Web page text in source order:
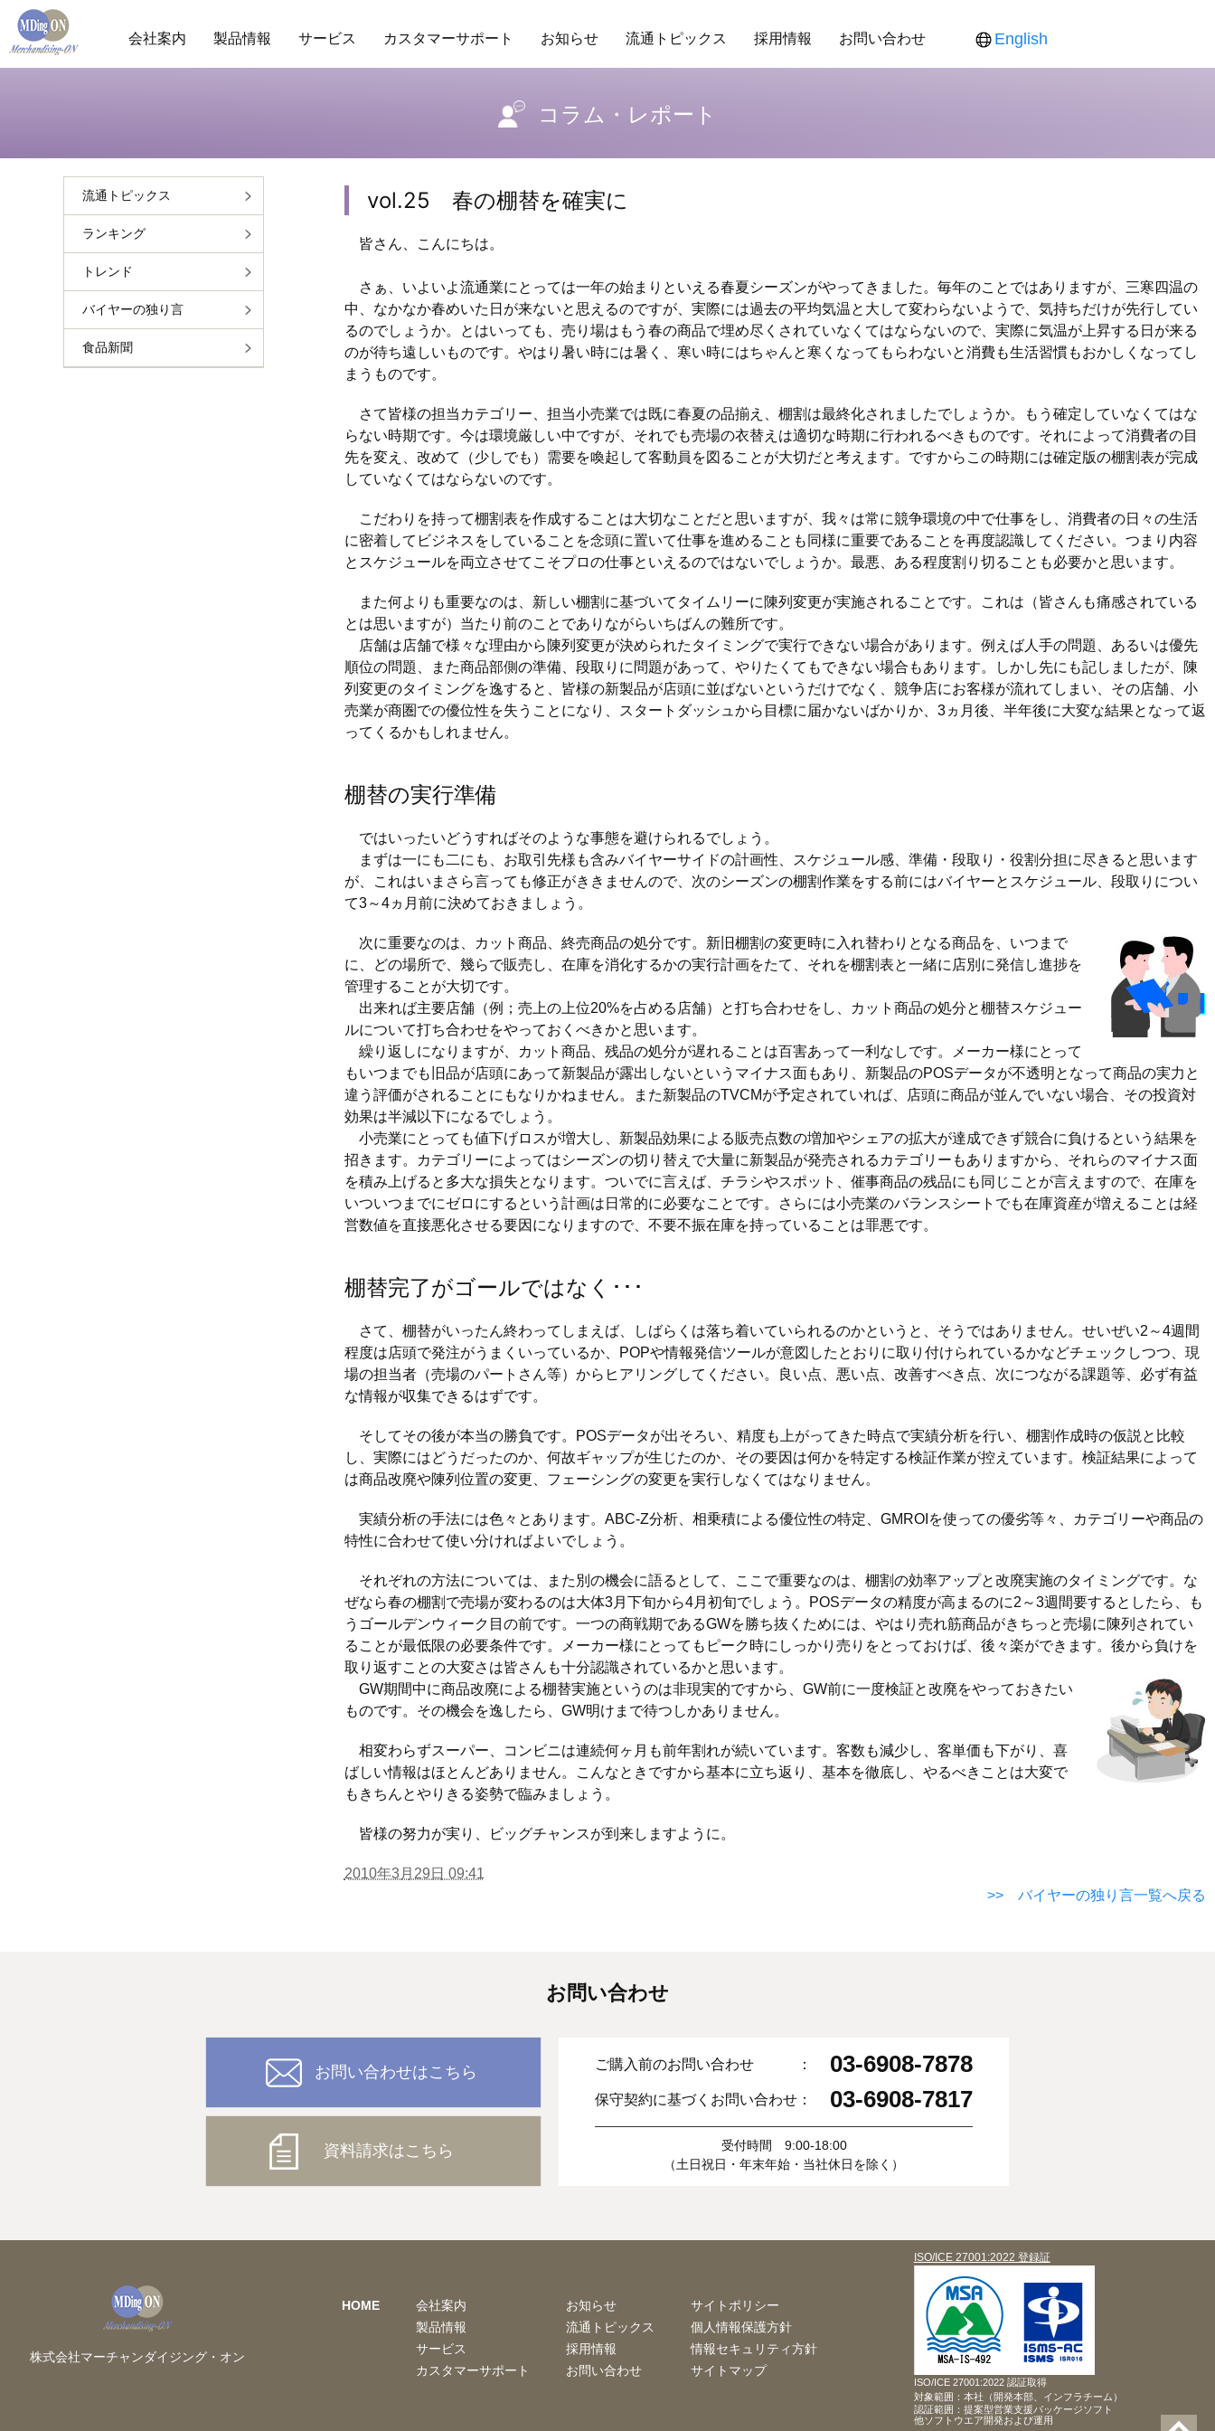
会社案内
アクセス
製品情報 サービス
研修
カスタマーサポート
保守ヘルプデスクサービス
お知らせ 流通トピックス
トレンド
採用情報 お問い合わせ English
コラム・レポート
流通トピックス
ランキング
トレンド
バイヤーの独り言
食品新聞
vol.25 春の棚替を確実に
皆さん、こんにちは。
さぁ、いよいよ流通業にとっては一年の始まりといえる春夏シーズンがやってきました。毎年のことではありますが、三寒四温の
中、なかなか春めいた日が来ないと思えるのですが、実際には過去の平均気温と大して変わらないようで、気持ちだけが先行してい
るのでしょうか。とはいっても、売り場はもう春の商品で埋め尽くされていなくてはならないので、実際に気温が上昇する日が来る
のが待ち遠しいものです。やはり暑い時には暑く、寒い時にはちゃんと寒くなってもらわないと消費も生活習慣もおかしくなってし
まうものです。
さて皆様の担当カテゴリー、担当小売業では既に春夏の品揃え、棚割は最終化されましたでしょうか。もう確定していなくてはな
らない時期です。今は環境厳しい中ですが、それでも売場の衣替えは適切な時期に行われるべきものです。それによって消費者の目
先を変え、改めて（少しでも）需要を喚起して客動員を図ることが大切だと考えます。ですからこの時期には確定版の棚割表が完成
していなくてはならないのです。
こだわりを持って棚割表を作成することは大切なことだと思いますが、我々は常に競争環境の中で仕事をし、消費者の日々の生活
に密着してビジネスをしていることを念頭に置いて仕事を進めることも同様に重要であることを再度認識してください。つまり内容
とスケジュールを両立させてこそプロの仕事といえるのではないでしょうか。最悪、ある程度割り切ることも必要かと思います。
また何よりも重要なのは、新しい棚割に基づいてタイムリーに陳列変更が実施されることです。これは（皆さんも痛感されている
とは思いますが）当たり前のことでありながらいちばんの難所です。
店舗は店舗で様々な理由から陳列変更が決められたタイミングで実行できない場合があります。例えば人手の問題、あるいは優先
順位の問題、また商品部側の準備、段取りに問題があって、やりたくてもできない場合もあります。しかし先にも記しましたが、陳
列変更のタイミングを逸すると、皆様の新製品が店頭に並ばないというだけでなく、競争店にお客様が流れてしまい、その店舗、小
売業が商圏での優位性を失うことになり、スタートダッシュから目標に届かないばかりか、3ヵ月後、半年後に大変な結果となって返
ってくるかもしれません。
棚替の実行準備
ではいったいどうすればそのような事態を避けられるでしょう。
まずは一にも二にも、お取引先様も含みバイヤーサイドの計画性、スケジュール感、準備・段取り・役割分担に尽きると思います
が、これはいまさら言っても修正がききませんので、次のシーズンの棚割作業をする前にはバイヤーとスケジュール、段取りについ
て3～4ヵ月前に決めておきましょう。
次に重要なのは、カット商品、終売商品の処分です。新旧棚割の変更時に入れ替わりとなる商品を、いつまで
に、どの場所で、幾らで販売し、在庫を消化するかの実行計画をたて、それを棚割表と一緒に店別に発信し進捗を
管理することが大切です。
出来れば主要店舗（例；売上の上位20%を占める店舗）と打ち合わせをし、カット商品の処分と棚替スケジュー
ルについて打ち合わせをやっておくべきかと思います。
繰り返しになりますが、カット商品、残品の処分が遅れることは百害あって一利なしです。メーカー様にとって
もいつまでも旧品が店頭にあって新製品が露出しないというマイナス面もあり、新製品のPOSデータが不透明となって商品の実力と
違う評価がされることにもなりかねません。また新製品のTVCMが予定されていれば、店頭に商品が並んでいない場合、その投資対
効果は半減以下になるでしょう。
小売業にとっても値下げロスが増大し、新製品効果による販売点数の増加やシェアの拡大が達成できず競合に負けるという結果を
招きます。カテゴリーによってはシーズンの切り替えで大量に新製品が発売されるカテゴリーもありますから、それらのマイナス面
を積み上げると多大な損失となります。ついでに言えば、チラシやスポット、催事商品の残品にも同じことが言えますので、在庫を
いついつまでにゼロにするという計画は日常的に必要なことです。さらには小売業のバランスシートでも在庫資産が増えることは経
営数値を直接悪化させる要因になりますので、不要不振在庫を持っていることは罪悪です。
棚替完了がゴールではなく･･･
さて、棚替がいったん終わってしまえば、しばらくは落ち着いていられるのかというと、そうではありません。せいぜい2～4週間
程度は店頭で発注がうまくいっているか、POPや情報発信ツールが意図したとおりに取り付けられているかなどチェックしつつ、現
場の担当者（売場のパートさん等）からヒアリングしてください。良い点、悪い点、改善すべき点、次につながる課題等、必ず有益
な情報が収集できるはずです。
そしてその後が本当の勝負です。POSデータが出そろい、精度も上がってきた時点で実績分析を行い、棚割作成時の仮説と比較
し、実際にはどうだったのか、何故ギャップが生じたのか、その要因は何かを特定する検証作業が控えています。検証結果によって
は商品改廃や陳列位置の変更、フェーシングの変更を実行しなくてはなりません。
実績分析の手法には色々とあります。ABC-Z分析、相乗積による優位性の特定、GMROIを使っての優劣等々、カテゴリーや商品の
特性に合わせて使い分ければよいでしょう。
それぞれの方法については、また別の機会に語るとして、ここで重要なのは、棚割の効率アップと改廃実施のタイミングです。な
ぜなら春の棚割で売場が変わるのは大体3月下旬から4月初旬でしょう。POSデータの精度が高まるのに2～3週間要するとしたら、も
うゴールデンウィーク目の前です。一つの商戦期であるGWを勝ち抜くためには、やはり売れ筋商品がきちっと売場に陳列されてい
ることが最低限の必要条件です。メーカー様にとってもピーク時にしっかり売りをとっておけば、後々楽ができます。後から負けを
取り返すことの大変さは皆さんも十分認識されているかと思います。
GW期間中に商品改廃による棚替実施というのは非現実的ですから、GW前に一度検証と改廃をやっておきたい
ものです。その機会を逸したら、GW明けまで待つしかありません。
相変わらずスーパー、コンビニは連続何ヶ月も前年割れが続いています。客数も減少し、客単価も下がり、喜
ばしい情報はほとんどありません。こんなときですから基本に立ち返り、基本を徹底し、やるべきことは大変で
もきちんとやりきる姿勢で臨みましょう。
皆様の努力が実り、ビッグチャンスが到来しますように。
2010年3月29日 09:41
>> バイヤーの独り言一覧へ戻る
お問い合わせ
お問い合わせはこちら
資料請求はこちら
ご購入前のお問い合わせ ： 03-6908-7878
保守契約に基づくお問い合わせ： 03-6908-7817
受付時間 9:00-18:00
（土日祝日・年末年始・当社休日を除く）
株式会社マーチャンダイジング・オン
HOME
会社案内
製品情報
サービス
カスタマーサポート
お知らせ
流通トピックス
採用情報
お問い合わせ
サイトポリシー
個人情報保護方針
情報セキュリティ方針
サイトマップ
ISO/ICE 27001:2022 登録証
ISO/ICE 27001:2022 認証取得
対象範囲：本社（開発本部、インフラチーム）
認証範囲：提案型営業支援パッケージソフト
他ソフトウエア開発および運用